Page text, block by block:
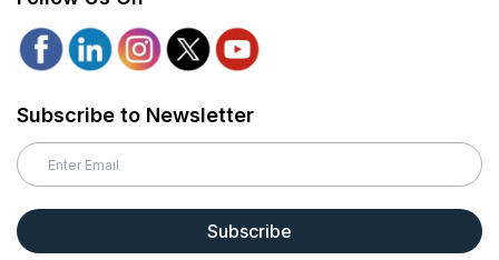
Subscribe to Newsletter
Subscribe